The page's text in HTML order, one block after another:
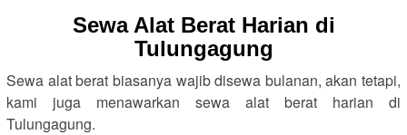
Sewa Alat Berat Harian di
Tulungagung
Sewa alat berat biasanya wajib disewa bulanan, akan tetapi,
kami juga menawarkan sewa alat berat harian di
Tulungagung.